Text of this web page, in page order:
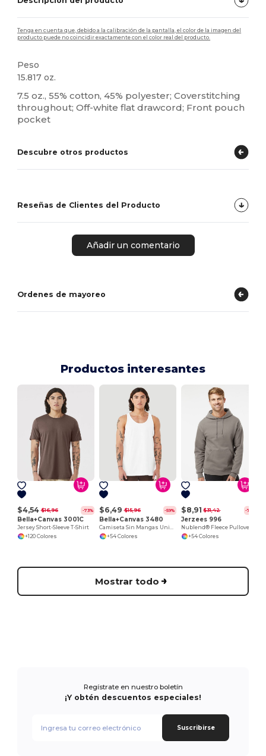
Tenga en cuenta que, debido a la calibración de la pantalla, el color de la imagen del
producto puede no coincidir exactamente con el color real del producto.
Peso
15.817 oz.
7.5 oz., 55% cotton, 45% polyester; Coverstitching
throughout; Off-white flat drawcord; Front pouch
pocket
Descubre otros productos
Reseñas de Clientes del Producto
Añadir un comentario
Ordenes de mayoreo
Productos interesantes
$4,54 $16,96 -73%
Bella+Canvas 3001C
Jersey Short-Sleeve T-Shirt
+120 Colores
$6,49 $15,96 -59%
Bella+Canvas 3480
Camiseta Sin Mangas Unisex de Algodón Premium
+54 Colores
$8,91 $31,42 -72%
Jerzees 996
+54 Colores
Mostrar todo
Regístrate en nuestro boletín
¡Y obtén descuentos especiales!
Suscribirse